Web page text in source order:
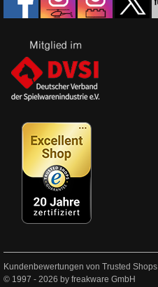
Kundenbewertungen von Trusted Shops
© 1997 - 2026 by freakware GmbH